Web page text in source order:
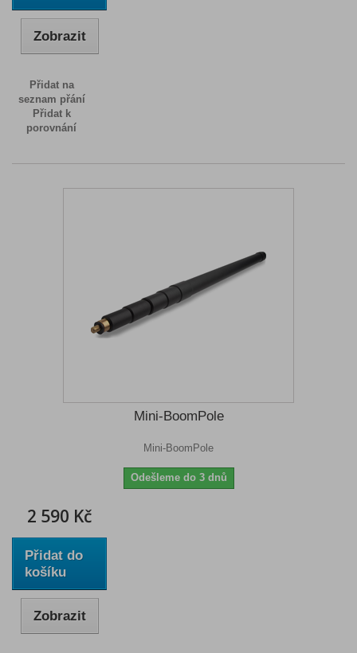
Zobrazit
Přidat na
seznam přání
Přidat k
porovnání
Mini-BoomPole
Mini-BoomPole
Odešleme do 3 dnů
2 590 Kč
Přidat do
košíku
Zobrazit